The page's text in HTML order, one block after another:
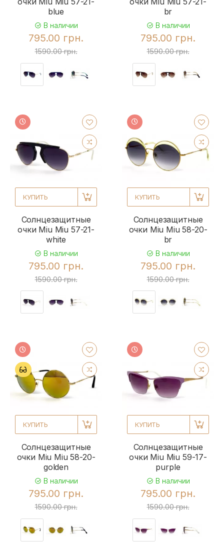
blue
В наличии
795.00 грн.
1590.00 грн.
br
В наличии
795.00 грн.
1590.00 грн.
КУПИТЬ
Солнцезащитные
очки Miu Miu 57-21-
white
В наличии
795.00 грн.
1590.00 грн.
КУПИТЬ
Солнцезащитные
очки Miu Miu 58-20-
br
В наличии
795.00 грн.
1590.00 грн.
КУПИТЬ
Солнцезащитные
очки Miu Miu 58-20-
golden
В наличии
795.00 грн.
1590.00 грн.
КУПИТЬ
Солнцезащитные
очки Miu Miu 59-17-
purple
В наличии
795.00 грн.
1590.00 грн.